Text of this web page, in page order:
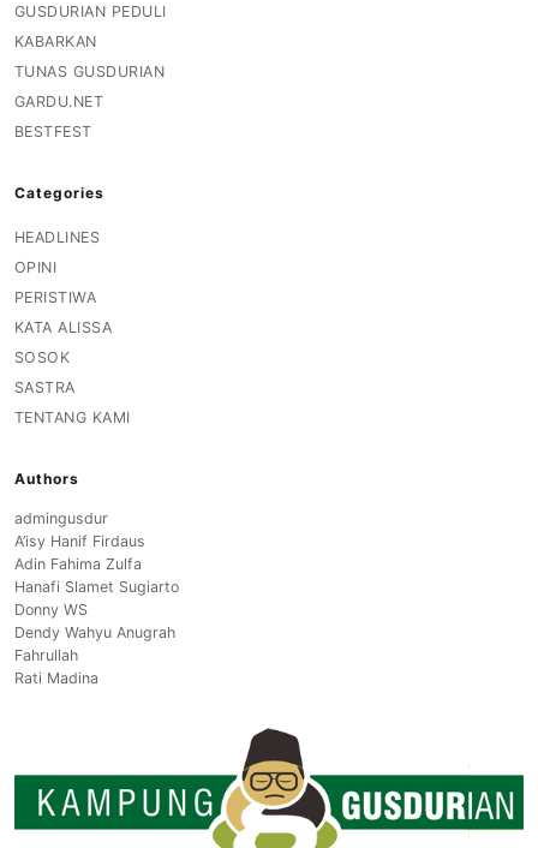
GUSDURIAN PEDULI
KABARKAN
TUNAS GUSDURIAN
GARDU.NET
BESTFEST
Categories
HEADLINES
OPINI
PERISTIWA
KATA ALISSA
SOSOK
SASTRA
TENTANG KAMI
Authors
admingusdur
A’isy Hanif Firdaus
Adin Fahima Zulfa
Hanafi Slamet Sugiarto
Donny WS
Dendy Wahyu Anugrah
Fahrullah
Rati Madina